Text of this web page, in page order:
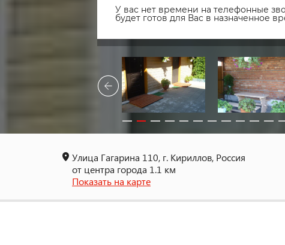
У вас нет времени на телефонные
будет готов для Вас в назначенное
Улица Гагарина 110, г. Кириллов, Россия
от центра города 1.1 км
Показать на карте